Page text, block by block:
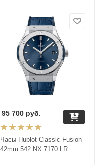
Часы Hublot Classic Fusion
42mm 542.NX.7170.LR
95 700руб.